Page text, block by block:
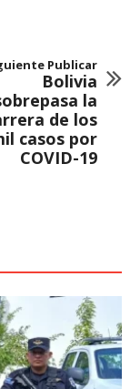
Publicar
Bolivia
la
de los
casos por
COVID-19